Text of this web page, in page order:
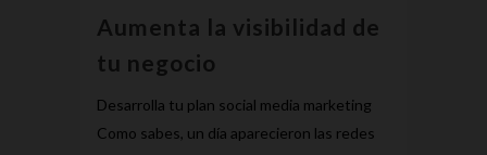
Aumenta la visibilidad de
tu negocio
Desarrolla tu plan social media marketing
Como sabes, un día aparecieron las redes